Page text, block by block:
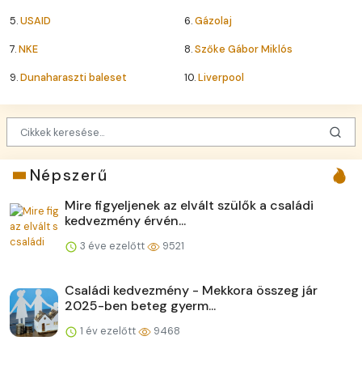
5.USAID 6.Gázolaj
7.NKE 8.Szőke Gábor Miklós
9.Dunaharaszti baleset 10.Liverpool
Népszerű
Mire figyeljenek az elvált szülők a családi
kedvezmény érvén...
3 éve ezelőtt 9521
Családi kedvezmény - Mekkora összeg jár
2025-ben beteg gyerm...
1 év ezelőtt 9468